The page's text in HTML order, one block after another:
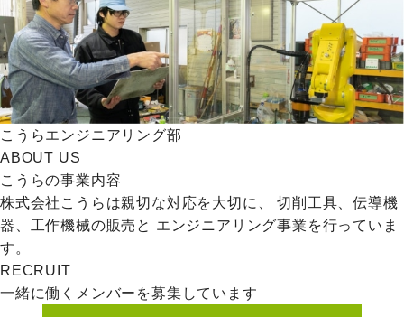
こうらエンジニアリング部
ABOUT US
こうらの事業内容
株式会社こうらは親切な対応を大切に、
切削工具、伝導機
器、工作機械の販売と エンジニアリング事業を行っていま
す。
RECRUIT
一緒に働くメンバーを募集しています